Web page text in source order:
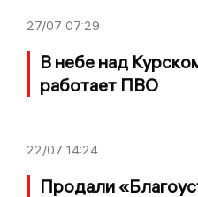
27/07 07:29
В небе над
работает ПВО
22/07 14:24
Продали